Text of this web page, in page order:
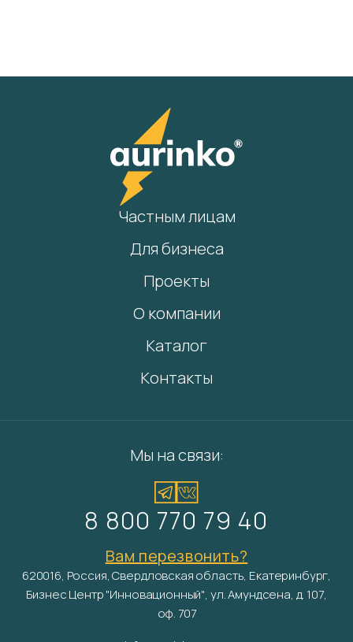
Частным лицам
Для бизнеса
Проекты
О компании
Каталог
Контакты
Мы на связи:
8 800 770 79 40
Вам перезвонить?
620016, Россия, Свердловская область, Екатеринбург,
Бизнес Центр "Инновационный", ул. Амундсена, д. 107,
оф. 707